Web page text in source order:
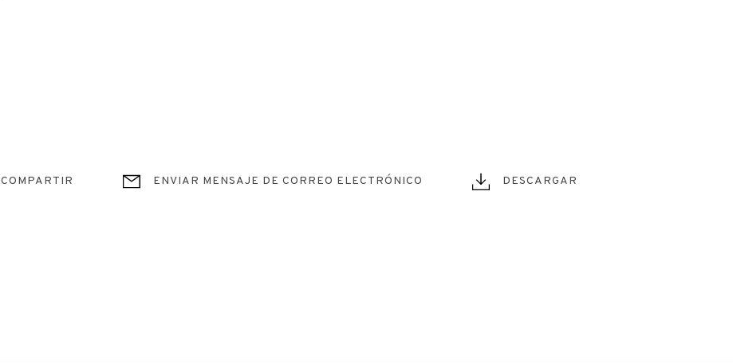
COMPARTIR ENVIAR MENSAJE DE CORREO ELECTRÓNICO DESCARGAR